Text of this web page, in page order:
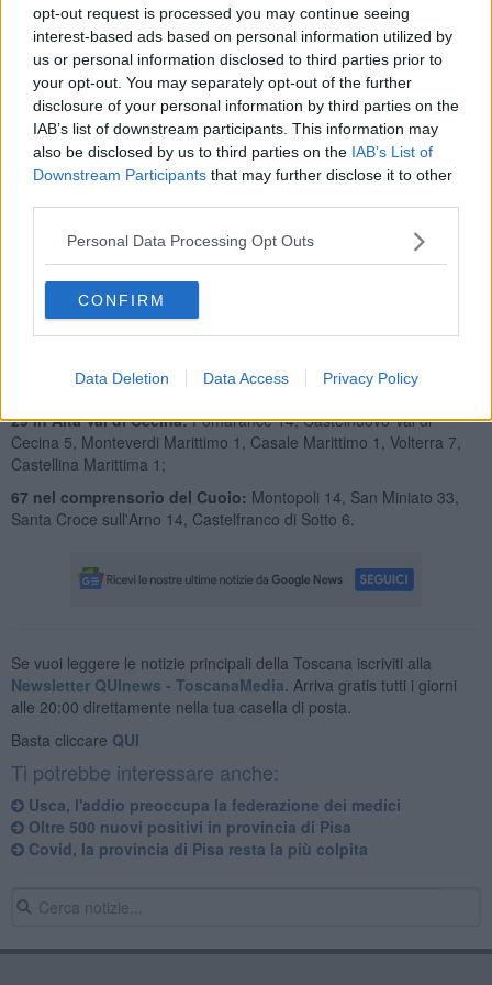
opt-out request is processed you may continue seeing
interest-based ads based on personal information utilized by
us or personal information disclosed to third parties prior to
your opt-out. You may separately opt-out of the further
disclosure of your personal information by third parties on the
IAB’s list of downstream participants. This information may
also be disclosed by us to third parties on the IAB’s List of
Downstream Participants that may further disclose it to other
Personal Data Processing Opt Outs
CONFIRM
Data Deletion Data Access Privacy Policy
Le persone ricoverate nei posti letto dedicati ai pazienti Covid in
Toscana sono attualmente 491 (42 in più rispetto a ieri, più 9,4%),
15 in terapia intensiva (3 in più rispetto a ieri, più 25%). Le aree
Covid allestite nei presidi ospedalieri dell'Aoup (Cisanello e Santa
Chiara) ospitano attualmente 51 pazienti, 4 dei quali in terapia
intensiva.
Questa la distribuzione delle nuove positività emerse in provincia di
291 nell'Area Pisana:Orciano Pisano 3, Crespina Lorenzana 12,
Vecchiano 21, Vicopisano 14, Cascina 62, Pisa 124, San Giuliano
Terme 41, Calci 8, Santa Luce 2, Fauglia 4;
141 in Valdera: Bientina 17, Peccioli 9, Lajatico 2, Santa Maria a
Monte 19, Calcinaia 17, Buti 7, Palaia 5, Capannoli 7, Pontedera
30, Ponsacco 14, Casciana Terme Lari 11, Chianni 1, Terricciola 2;
29 in Alta Val di Cecina:Pomarance 14, Castelnuovo Val di
Cecina 5, Monteverdi Marittimo 1, Casale Marittimo 1, Volterra 7,
Castellina Marittima 1;
67 nel comprensorio del Cuoio: Montopoli 14, San Miniato 33,
Santa Croce sull'Arno 14, Castelfranco di Sotto 6.
Se vuoi leggere le notizie principali della Toscana iscriviti alla
Newsletter QUInews - ToscanaMedia. Arriva gratis tutti i giorni
alle 20:00 direttamente nella tua casella di posta.
Basta cliccare QUI
Ti potrebbe interessare anche:
Usca, l'addio preoccupa la federazione dei medici
Oltre 500 nuovi positivi in provincia di Pisa
Covid, la provincia di Pisa resta la più colpita